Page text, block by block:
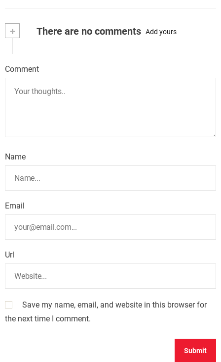
+ There are no comments Add yours
Comment
Name
Email
Url
Save my name, email, and website in this browser for
the next time I comment.